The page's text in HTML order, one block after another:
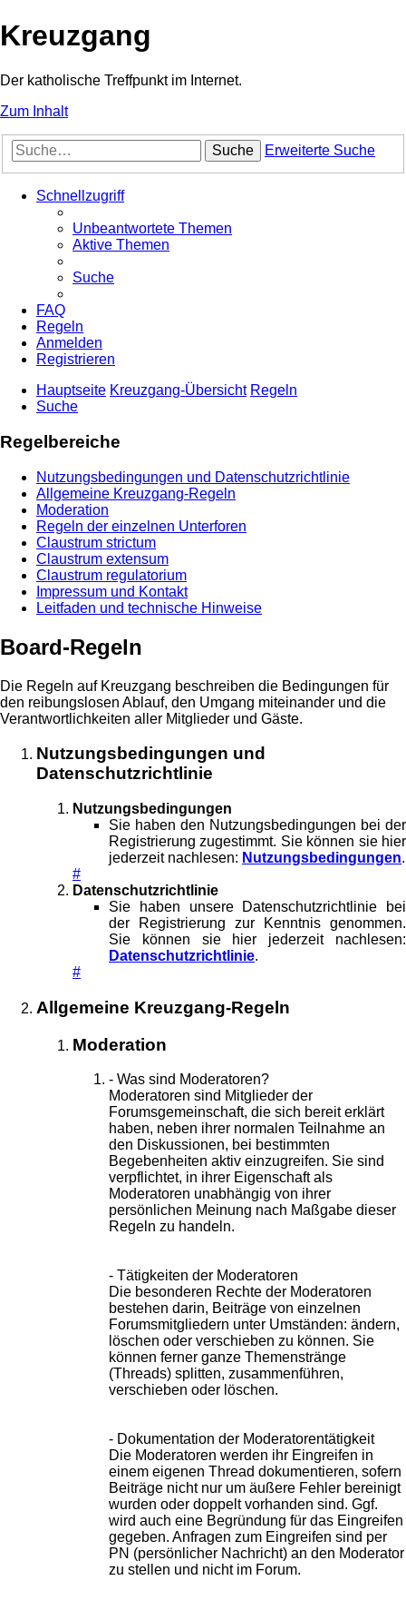
Kreuzgang
Der katholische Treffpunkt im Internet.
Zum Inhalt
Suche Erweiterte Suche
Schnellzugriff
Unbeantwortete Themen
Aktive Themen
Suche
FAQ
Regeln
Anmelden
Registrieren
Hauptseite Kreuzgang-Übersicht Regeln
Suche
Regelbereiche
Nutzungsbedingungen und Datenschutzrichtlinie
Allgemeine Kreuzgang-Regeln
Moderation
Regeln der einzelnen Unterforen
Claustrum strictum
Claustrum extensum
Claustrum regulatorium
Impressum und Kontakt
Leitfaden und technische Hinweise
Board-Regeln
Die Regeln auf Kreuzgang beschreiben die Bedingungen für
den reibungslosen Ablauf, den Umgang miteinander und die
Verantwortlichkeiten aller Mitglieder und Gäste.
Nutzungsbedingungen und
Datenschutzrichtlinie
Nutzungsbedingungen
Sie haben den Nutzungsbedingungen bei der
Registrierung zugestimmt. Sie können sie hier
jederzeit nachlesen: Nutzungsbedingungen.
#
Datenschutzrichtlinie
Sie haben unsere Datenschutzrichtlinie bei
der Registrierung zur Kenntnis genommen.
Sie können sie hier jederzeit nachlesen:
Datenschutzrichtlinie.
#
Allgemeine Kreuzgang-Regeln
Moderation
- Was sind Moderatoren?
Moderatoren sind Mitglieder der
Forumsgemeinschaft, die sich bereit erklärt
haben, neben ihrer normalen Teilnahme an
den Diskussionen, bei bestimmten
Begebenheiten aktiv einzugreifen. Sie sind
verpflichtet, in ihrer Eigenschaft als
Moderatoren unabhängig von ihrer
persönlichen Meinung nach Maßgabe dieser
Regeln zu handeln.
- Tätigkeiten der Moderatoren
Die besonderen Rechte der Moderatoren
bestehen darin, Beiträge von einzelnen
Forumsmitgliedern unter Umständen: ändern,
löschen oder verschieben zu können. Sie
können ferner ganze Themenstränge
(Threads) splitten, zusammenführen,
verschieben oder löschen.
- Dokumentation der Moderatorentätigkeit
Die Moderatoren werden ihr Eingreifen in
einem eigenen Thread dokumentieren, sofern
Beiträge nicht nur um äußere Fehler bereinigt
wurden oder doppelt vorhanden sind. Ggf.
wird auch eine Begründung für das Eingreifen
gegeben. Anfragen zum Eingreifen sind per
PN (persönlicher Nachricht) an den Moderator
zu stellen und nicht im Forum.